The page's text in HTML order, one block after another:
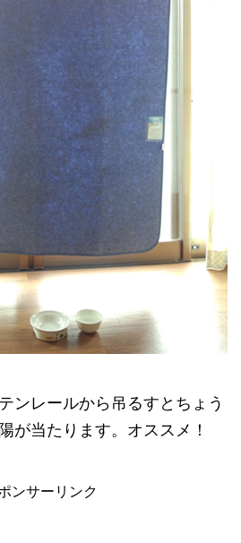
ンレールから吊るすとちょう
が当たります。オススメ！
ンサーリンク